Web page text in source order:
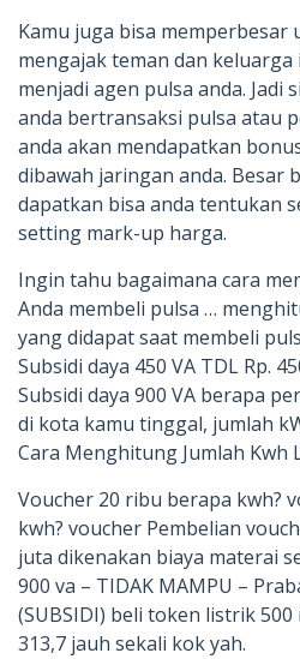
Kamu juga bisa memperbesar
mengajak teman dan
menjadi agen pulsa anda. Jadi
anda bertransaksi pulsa atau
anda akan mendapatkan
dibawah jaringan anda. Besar
dapatkan bisa anda tentukan
setting mark-up harga.
Ingin tahu bagaimana cara
Anda membeli pulsa …
yang didapat saat membeli
Subsidi daya 450 VA TDL Rp.
Subsidi daya 900 VA berapa
di kota kamu tinggal, jumlah
Cara Menghitung Jumlah Kwh
Voucher 20 ribu berapa kwh?
kwh? voucher Pembelian
juta dikenakan biaya materai
900 va – TIDAK MAMPU –
(SUBSIDI) beli token listrik
313,7 jauh sekali kok yah.